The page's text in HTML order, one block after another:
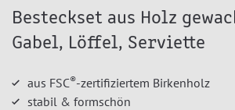
Besteckset aus Holz
Gabel, Löffel, Serviette
aus FSC®-zertifiziertem Birkenholz
stabil & formschön